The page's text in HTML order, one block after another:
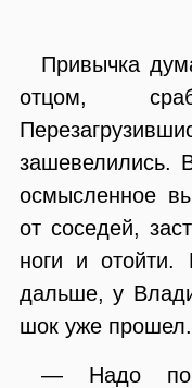
Привычка
отцом,
зашевелились.
осмысленное
от соседей,
ноги и отойти.
дальше, у
шок уже прошел.
— Надо